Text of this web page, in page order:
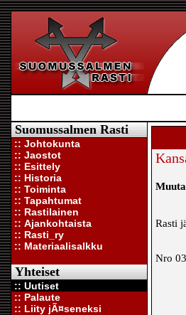
Suomussalmen Rasti
:: Johtokunta
:: Jaostot
:: Esittely
:: Historia
:: Toiminta
:: Tapahtumat
:: Rastilainen
:: Ajankohtaista
:: Rasti_ry
:: Materiaalisalkku
Yhteiset
:: Uutiset
:: Palaute
:: Liity jÃ¤seneksi
Rasti